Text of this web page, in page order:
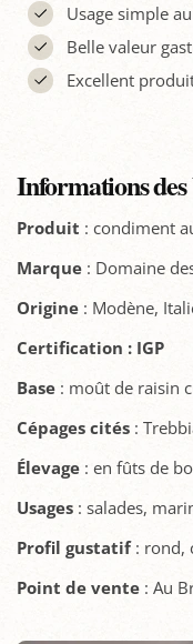
Usage simple
Belle valeur
Excellent
Informations
Produit : condiment
Marque : Domaine
Origine : Modène,
Certification : IGP
Base : moût de raisin
Cépages cités :
Élevage : en fûts de
Usages : salades,
Profil gustatif: rond,
Point de vente : Au